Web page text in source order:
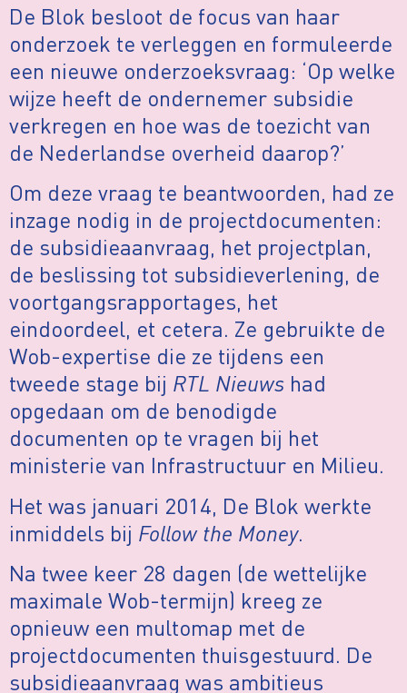
De Blok besloot de focus van haar
onderzoek te verleggen en formuleerde
een nieuwe onderzoeksvraag: ‘Op welke
wijze heeft de ondernemer subsidie
verkregen en hoe was de toezicht van
de Nederlandse overheid daarop?’
Om deze vraag te beantwoorden, had ze
inzage nodig in de projectdocumenten:
de subsidieaanvraag, het projectplan,
de beslissing tot subsidieverlening, de
voortgangsrapportages, het
eindoordeel, et cetera. Ze gebruikte de
Wob-expertise die ze tijdens een
tweede stage bij RTL Nieuws had
opgedaan om de benodigde
documenten op te vragen bij het
ministerie van Infrastructuur en Milieu.
Het was januari 2014, De Blok werkte
inmiddels bij Follow the Money.
Na twee keer 28 dagen (de wettelijke
maximale Wob-termijn) kreeg ze
opnieuw een multomap met de
projectdocumenten thuisgestuurd. De
subsidieaanvraag was ambitieus